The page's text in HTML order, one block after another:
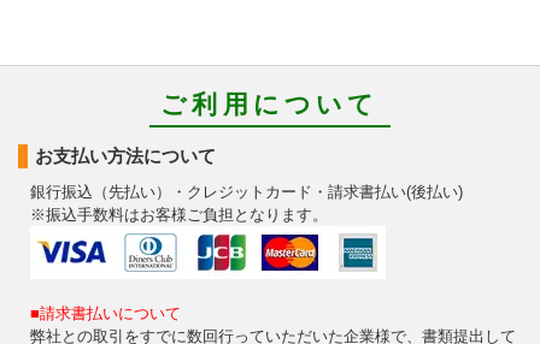
ご利用について
お支払い方法について
銀行振込（先払い）・クレジットカード・請求書払い(後払い)
※振込手数料はお客様ご負担となります。
■請求書払いについて
弊社との取引をすでに数回行っていただいた企業様で、書類提出して